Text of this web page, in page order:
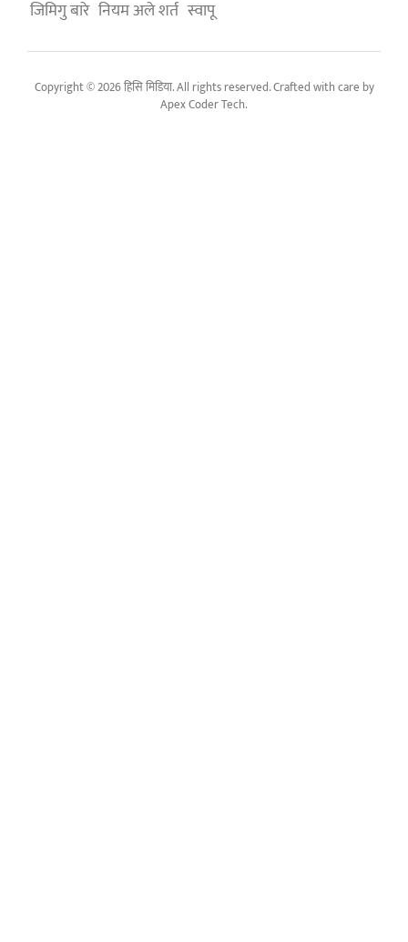
जिमिगु बारे नियम अले शर्त स्वापू
Copyright © 2026 हिसि मिडिया. All rights reserved. Crafted with care by
Apex Coder Tech.